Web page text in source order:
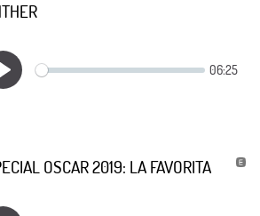
OSCAR 2019: LA FAVORITA